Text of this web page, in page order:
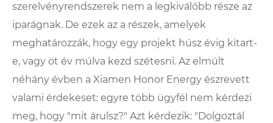
szerelvényrendszerek nem a legkiválóbb része az
iparágnak. De ezek az a részek, amelyek
meghatározzák, hogy egy projekt húsz évig kitart-
e, vagy öt év múlva kezd szétesni. Az elmúlt
néhány évben a Xiamen Honor Energy észrevett
valami érdekeset: egyre több ügyfél nem kérdezi
meg, hogy "mit árulsz?" Azt kérdezik: "Dolgoztál